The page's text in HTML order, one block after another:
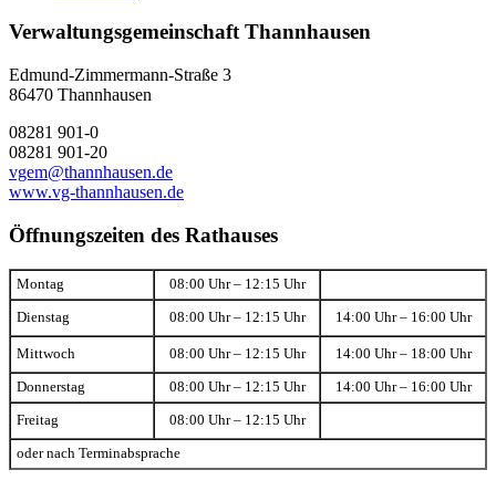
Verwaltungsgemeinschaft Thannhausen
Edmund-Zimmermann-Straße 3
86470 Thannhausen
08281 901-0
08281 901-20
vgem@thannhausen.de
www.vg-thannhausen.de
Öffnungszeiten des Rathauses
Montag 08:00 Uhr – 12:15 Uhr
Dienstag 08:00 Uhr – 12:15 Uhr 14:00 Uhr – 16:00 Uhr
Mittwoch 08:00 Uhr – 12:15 Uhr 14:00 Uhr – 18:00 Uhr
Donnerstag 08:00 Uhr – 12:15 Uhr 14:00 Uhr – 16:00 Uhr
Freitag 08:00 Uhr – 12:15 Uhr
oder nach Terminabsprache